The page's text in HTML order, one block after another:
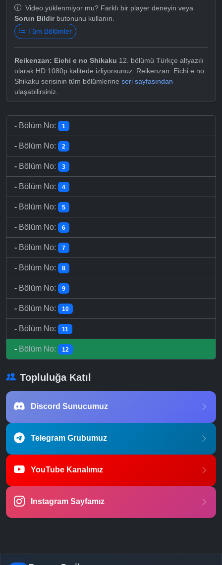
Video yüklenmiyor mu? Farklı bir player deneyin veya
Sorun Bildirbutonunu kullanın.
Tüm Bölümler
Reikenzan: Eichi e no Shikaku 12. bölümü Türkçe altyazılı
olarak HD 1080p kalitede izliyorsunuz. Reikenzan: Eichi e no
Shikaku serisinin tüm bölümlerine seri sayfasından
ulaşabilirsiniz.
- Bölüm No: 1
- Bölüm No: 2
- Bölüm No: 3
- Bölüm No: 4
- Bölüm No: 5
- Bölüm No: 6
- Bölüm No: 7
- Bölüm No: 8
- Bölüm No: 9
- Bölüm No: 10
- Bölüm No: 11
- Bölüm No: 12
Topluluğa Katıl
Discord Sunucumuz
Telegram Grubumuz
YouTube Kanalımız
Instagram Sayfamız